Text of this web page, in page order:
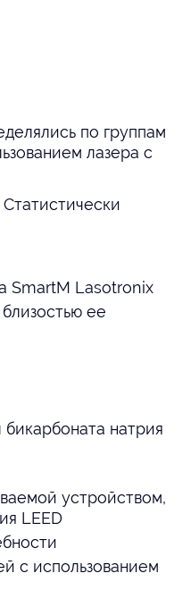
по группам
лазера с
SmartM Lasotronix
ее
натрия
устройством,
LEED
с использованием